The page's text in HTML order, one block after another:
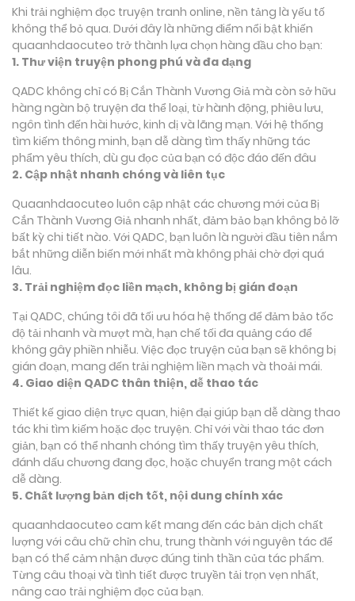
Khi trải nghiệm đọc truyện tranh online, nền tảng là yếu tố
không thể bỏ qua. Dưới đây là những điểm nổi bật khiến
quaanhdaocuteo trở thành lựa chọn hàng đầu cho bạn:
1. Thư viện truyện phong phú và đa dạng
QADC không chỉ có Bị Cắn Thành Vương Giả mà còn sở hữu
hàng ngàn bộ truyện đa thể loại, từ hành động, phiêu lưu,
ngôn tình đến hài hước, kinh dị và lãng mạn. Với hệ thống
tìm kiếm thông minh, bạn dễ dàng tìm thấy những tác
phẩm yêu thích, dù gu đọc của bạn có độc đáo đến đâu
2. Cập nhật nhanh chóng và liên tục
Quaanhdaocuteo luôn cập nhật các chương mới của Bị
Cắn Thành Vương Giả nhanh nhất, đảm bảo bạn không bỏ lỡ
bất kỳ chi tiết nào. Với QADC, bạn luôn là người đầu tiên nắm
bắt những diễn biến mới nhất mà không phải chờ đợi quá
lâu.
3. Trải nghiệm đọc liền mạch, không bị gián đoạn
Tại QADC, chúng tôi đã tối ưu hóa hệ thống để đảm bảo tốc
độ tải nhanh và mượt mà, hạn chế tối đa quảng cáo để
không gây phiền nhiễu. Việc đọc truyện của bạn sẽ không bị
gián đoạn, mang đến trải nghiệm liền mạch và thoải mái.
4. Giao diện QADC thân thiện, dễ thao tác
Thiết kế giao diện trực quan, hiện đại giúp bạn dễ dàng thao
tác khi tìm kiếm hoặc đọc truyện. Chỉ với vài thao tác đơn
giản, bạn có thể nhanh chóng tìm thấy truyện yêu thích,
đánh dấu chương đang đọc, hoặc chuyển trang một cách
dễ dàng.
5. Chất lượng bản dịch tốt, nội dung chính xác
quaanhdaocuteo cam kết mang đến các bản dịch chất
lượng với câu chữ chỉn chu, trung thành với nguyên tác để
bạn có thể cảm nhận được đúng tinh thần của tác phẩm.
Từng câu thoại và tình tiết được truyền tải trọn vẹn nhất,
nâng cao trải nghiệm đọc của bạn.